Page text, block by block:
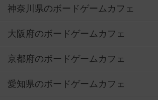
神奈川県のボードゲームカフェ
大阪府のボードゲームカフェ
京都府のボードゲームカフェ
愛知県のボードゲームカフェ